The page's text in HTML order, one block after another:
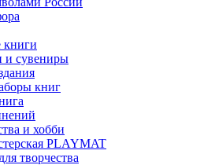
и сувениры
книг
и хобби
PLAYMAT
творчества